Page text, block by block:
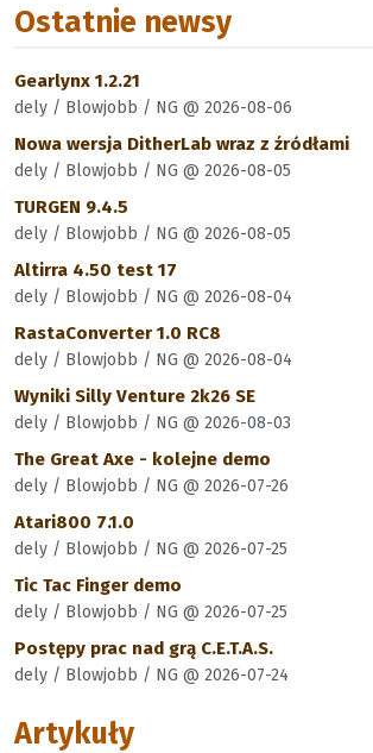
Ostatnie newsy
Gearlynx 1.2.21
dely / Blowjobb / NG @ 2026-08-06
Nowa wersja DitherLab wraz z źródłami
dely / Blowjobb / NG @ 2026-08-05
TURGEN 9.4.5
dely / Blowjobb / NG @ 2026-08-05
Altirra 4.50 test 17
dely / Blowjobb / NG @ 2026-08-04
RastaConverter 1.0 RC8
dely / Blowjobb / NG @ 2026-08-04
Wyniki Silly Venture 2k26 SE
dely / Blowjobb / NG @ 2026-08-03
The Great Axe - kolejne demo
dely / Blowjobb / NG @ 2026-07-26
Atari800 7.1.0
dely / Blowjobb / NG @ 2026-07-25
Tic Tac Finger demo
dely / Blowjobb / NG @ 2026-07-25
Postępy prac nad grą C.E.T.A.S.
dely / Blowjobb / NG @ 2026-07-24
Artykuły